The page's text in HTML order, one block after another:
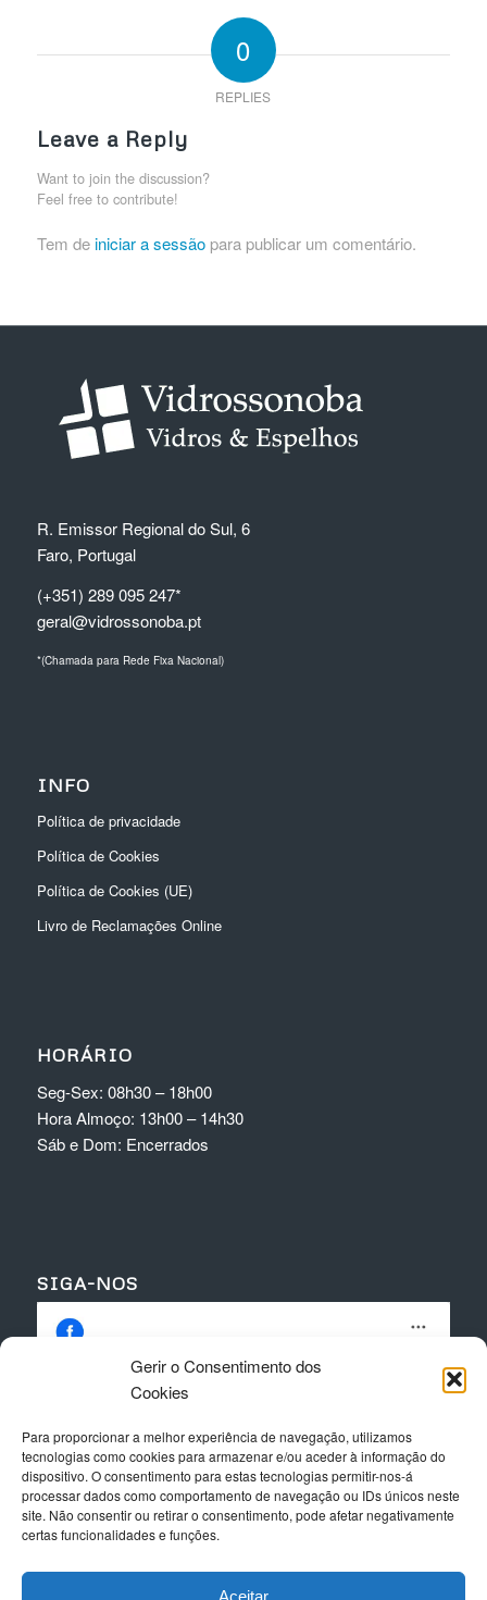
Gerir o Consentimento dos
Cookies
Para proporcionar a melhor experiência de navegação, utilizamos
tecnologias como cookies para armazenar e/ou aceder à informação do
dispositivo. O consentimento para estas tecnologias permitir-nos-á
processar dados como comportamento de navegação ou IDs únicos neste
site. Não consentir ou retirar o consentimento, pode afetar negativamente
certas funcionalidades e funções.
Aceitar
0
REPLIES
Leave a Reply
Want to join the discussion?
Feel free to contribute!
Tem deiniciar a sessãopara publicar um comentário.
R. Emissor Regional do Sul, 6
Faro, Portugal
(+351) 289 095 247*
geral@vidrossonoba.pt
*(Chamada para Rede Fixa Nacional)
INFO
Política de privacidade
Política de Cookies
Política de Cookies (UE)
Livro de Reclamações Online
HORÁRIO
Seg-Sex: 08h30 – 18h00
Hora Almoço: 13h00 – 14h30
Sáb e Dom: Encerrados
SIGA-NOS
Clique para aceitar os cookies para este
serviço